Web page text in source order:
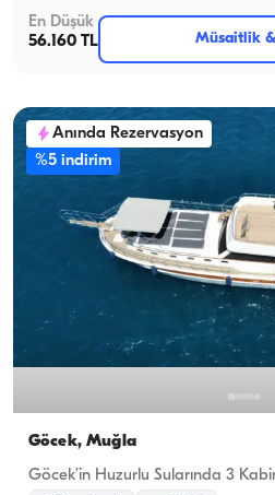
En Düşük
56.160 TL
Müsaitlik
Anında Rezervasyon
%5 indirim
Göcek, Muğla
Göcek’in Huzurlu Sularında 3